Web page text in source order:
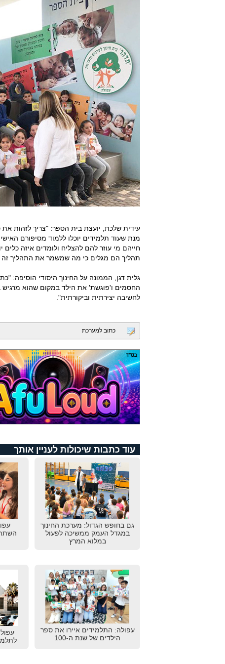
עידית שלכת, יועצת בית הספר: "צריך לזהות
מנת שעוד תלמידים יוכלו ללמוד מסיפורם
חייהם מי עוזר להם להצליח ולומדים איזה
תהליך הם מגלים כי מה שמשמר את התהליך זה
גלית דגן, הממונה על החינוך היסודי הוסיפה:
החסמים ו'פוגשת' את הילד במקום שהוא מרגיש
לחשיבה יצירתית וביקורתית".
כתוב למערכת
עוד כתבות שיכולות לעניין אותך
גם בחופש הגדול: מערכת החינוך
במגדל העמק ממשיכה לפעול
במלוא המרץ
עפולה: התלמידים איירו את ספר
הילדים של שנת ה-100